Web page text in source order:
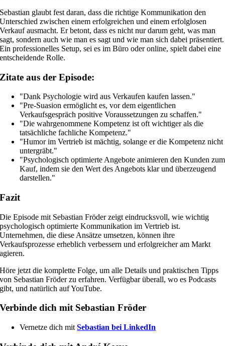
Sebastian glaubt fest daran, dass die richtige Kommunikation den
Unterschied zwischen einem erfolgreichen und einem erfolglosen
Verkauf ausmacht. Er betont, dass es nicht nur darum geht, was man
sagt, sondern auch wie man es sagt und wie man sich dabei präsentiert.
Ein professionelles Setup, sei es im Büro oder online, spielt dabei eine
entscheidende Rolle.
Zitate aus der Episode:
"Dank Psychologie wird aus Verkaufen kaufen lassen."
"Pre-Suasion ermöglicht es, vor dem eigentlichen
Verkaufsgespräch positive Voraussetzungen zu schaffen."
"Die wahrgenommene Kompetenz ist oft wichtiger als die
tatsächliche fachliche Kompetenz."
"Humor im Vertrieb ist mächtig, solange er die Kompetenz nicht
untergräbt."
"Psychologisch optimierte Angebote animieren den Kunden zum
Kauf, indem sie den Wert des Angebots klar und überzeugend
darstellen."
Fazit
Die Episode mit Sebastian Fröder zeigt eindrucksvoll, wie wichtig
psychologisch optimierte Kommunikation im Vertrieb ist.
Unternehmen, die diese Ansätze umsetzen, können ihre
Verkaufsprozesse erheblich verbessern und erfolgreicher am Markt
agieren.
Höre jetzt die komplette Folge, um alle Details und praktischen Tipps
von Sebastian Fröder zu erfahren. Verfügbar überall, wo es Podcasts
gibt, und natürlich auf YouTube.
Verbinde dich mit Sebastian Fröder
Vernetze dich mitSebastian bei LinkedIn